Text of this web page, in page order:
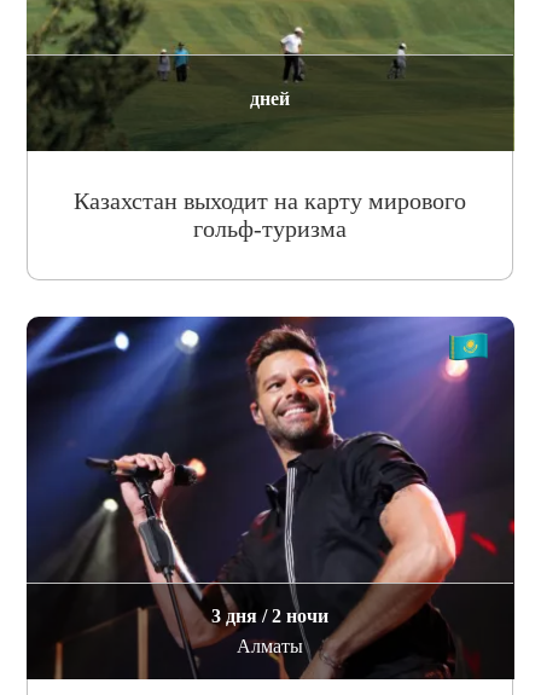
дней
Казахстан выходит на карту мирового
гольф-туризма
3 дня / 2 ночи
Алматы